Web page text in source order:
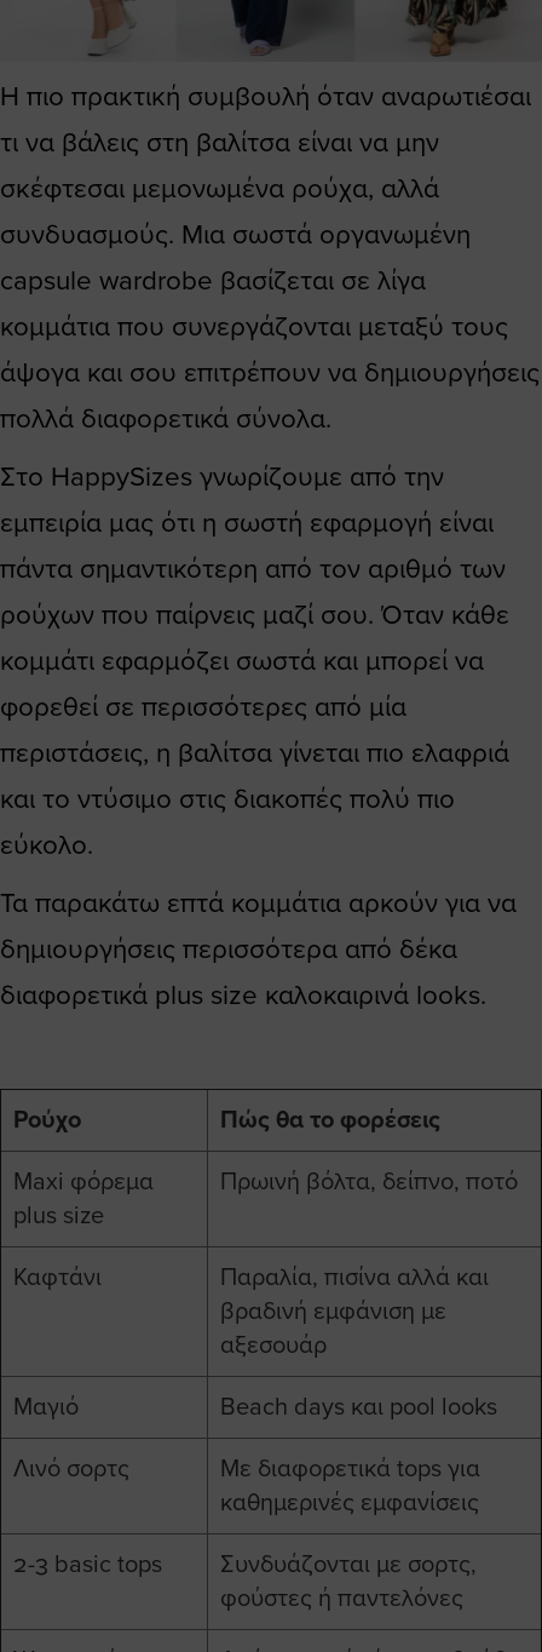
Η πιο πρακτική συμβουλή όταν αναρωτιέσαι
τι να βάλεις στη βαλίτσα είναι να μην
σκέφτεσαι μεμονωμένα ρούχα, αλλά
συνδυασμούς. Μια σωστά οργανωμένη
capsule wardrobe βασίζεται σε λίγα
κομμάτια που συνεργάζονται μεταξύ τους
άψογα και σου επιτρέπουν να δημιουργήσεις
πολλά διαφορετικά σύνολα.
Στο HappySizes γνωρίζουμε από την
εμπειρία μας ότι η σωστή εφαρμογή είναι
πάντα σημαντικότερη από τον αριθμό των
ρούχων που παίρνεις μαζί σου. Όταν κάθε
κομμάτι εφαρμόζει σωστά και μπορεί να
φορεθεί σε περισσότερες από μία
περιστάσεις, η βαλίτσα γίνεται πιο ελαφριά
και το ντύσιμο στις διακοπές πολύ πιο
εύκολο.
Τα παρακάτω επτά κομμάτια αρκούν για να
δημιουργήσεις περισσότερα από δέκα
διαφορετικά plus size καλοκαιρινά looks.
Ρούχο Πώς θα το φορέσεις
Maxi φόρεμα
plus size
Πρωινή βόλτα, δείπνο, ποτό
Καφτάνι
Παραλία, πισίνα αλλά και
βραδινή εμφάνιση με
αξεσουάρ
Μαγιό Beach days και pool looks
Λινό σορτς
Με διαφορετικά tops για
καθημερινές εμφανίσεις
2-3 basic tops
Συνδυάζονται με σορτς,
φούστες ή παντελόνες